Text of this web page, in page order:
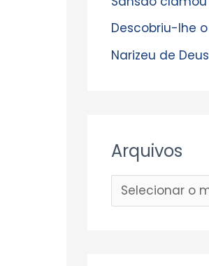
Descobriu-lhe
Narizeu de Deus
Arquivos